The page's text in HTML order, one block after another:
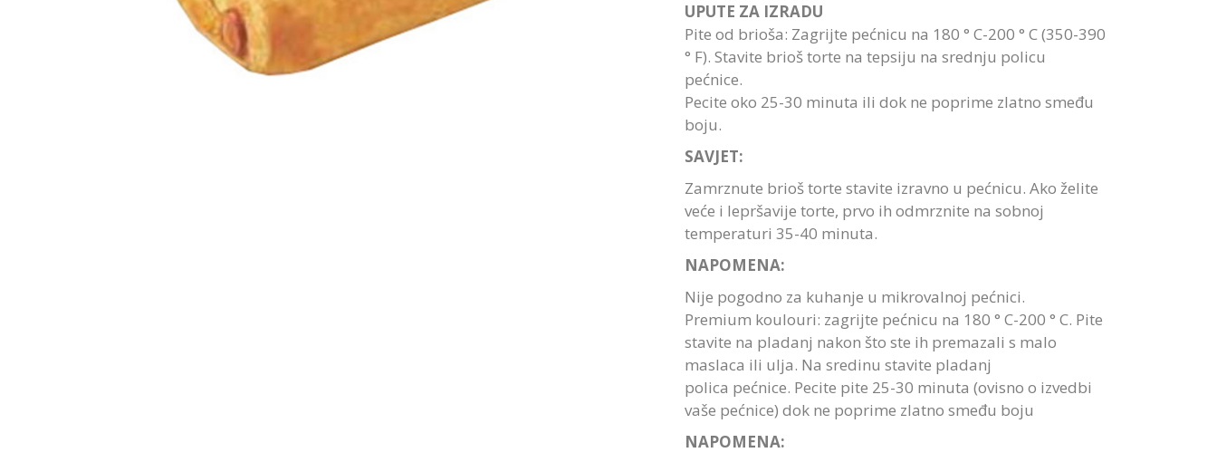
UPUTE ZA IZRADU
Pite od brioša: Zagrijte pećnicu na 180 ° C-200 ° C (350-390
° F). Stavite brioš torte na tepsiju na srednju policu
pećnice.
Pecite oko 25-30 minuta ili dok ne poprime zlatno smeđu
boju.
SAVJET:
Zamrznute brioš torte stavite izravno u pećnicu. Ako želite
veće i lepršavije torte, prvo ih odmrznite na sobnoj
temperaturi 35-40 minuta.
NAPOMENA:
Nije pogodno za kuhanje u mikrovalnoj pećnici.
Premium koulouri: zagrijte pećnicu na 180 ° C-200 ° C. Pite
stavite na pladanj nakon što ste ih premazali s malo
maslaca ili ulja. Na sredinu stavite pladanj
polica pećnice. Pecite pite 25-30 minuta (ovisno o izvedbi
vaše pećnice) dok ne poprime zlatno smeđu boju
NAPOMENA: